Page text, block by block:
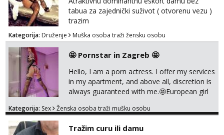
tabua za zajednički suživot ( otvorenu vezu )
trazim
Kategorija: Druženje Muška osoba traži žensku osobu
🤩 Pornstar in Zagreb 🤩
Hello, I am a porn actress. I offer my services
in my apartment, and above all, discretion is
always guaranteed with me.🤩European girl
sex,domination,and oral with condom cause
also my own health 😘 i dont do anal or
Kategorija: Sex Ženska osoba traži mušku osobu
Tražim curu ili damu